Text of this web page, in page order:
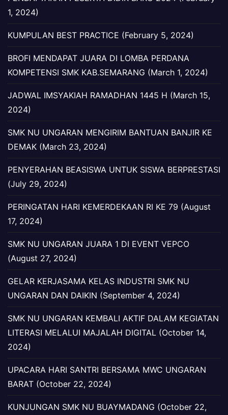
1, 2024)
KUMPULAN BEST PRACTICE (February 5, 2024)
BROFI MENDAPAT JUARA DI LOMBA PERDANA
KOMPETENSI SMK KAB.SEMARANG (March 1, 2024)
JADWAL IMSYAKIAH RAMADHAN 1445 H (March 15,
2024)
SMK NU UNGARAN MENGIRIM BANTUAN BANJIR KE
DEMAK (March 23, 2024)
PENYERAHAN BEASISWA UNTUK SISWA BERPRESTASI
(July 29, 2024)
PERINGATAN HARI KEMERDEKAAN RI KE 79 (August
17, 2024)
SMK NU UNGARAN JUARA 1 DI EVENT VEPCO
(August 27, 2024)
GELAR KERJASAMA KELAS INDUSTRI SMK NU
UNGARAN DAN DAIKIN (September 4, 2024)
SMK NU UNGARAN KEMBALI AKTIF DALAM KEGIATAN
LITERASI MELALUI MAJALAH DIGITAL (October 14,
2024)
UPACARA HARI SANTRI BERSAMA MWC UNGARAN
BARAT (October 22, 2024)
KUNJUNGAN SMK NU BUAYMADANG (October 22,